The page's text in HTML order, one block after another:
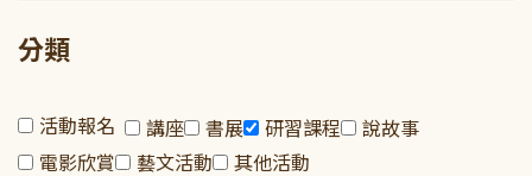
分類
活動報名 講座 書展 研習課程
說故事
電影欣賞
藝文活動 其他活動